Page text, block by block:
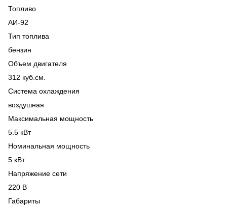
Топливо
АИ-92
Тип топлива
бензин
Объем двигателя
312 куб.см.
Система охлаждения
воздушная
Максимальная мощность
5.5 кВт
Номинальная мощность
5 кВт
Напряжение сети
220 В
Габариты